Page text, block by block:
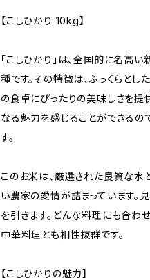
【こしひかり 10kg】
「こしひかり」は、全国的に名高
種です。その特徴は、ふっくらとし
の食卓にぴったりの美味しさを提
なる魅力を感じることができるの
す。
このお米は、厳選された良質な水
い農家の愛情が詰まっています。
を引きます。どんな料理にも合わ
中華料理とも相性抜群です。
【こしひかりの魅力】